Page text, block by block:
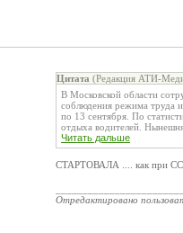
Цитата (Редакция АТИ-
В Московской области
соблюдения режима труда
по 13 сентября. По
отдыха водителей.
Читать дальше
СТАРТОВАЛА .... как при
Отредактировано